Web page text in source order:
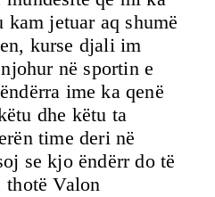
jetuar aq shumë
kurse djali im
në sportin e
ime ka qenë
dhe këtu ta
time deri në
se kjo ëndërr do të
thotë Valon